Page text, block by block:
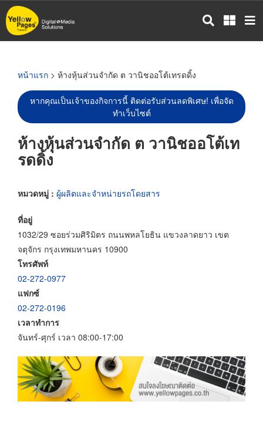
ข้าม
ไป
หน้าแรก > ห้างหุ้นส่วนจำกัด ต วานิชออโต้เทรดดิ้ง
หากคุณเป็นเจ้าของกิจการนี้ ติดต่อรับส่วนลดพิเศษ! เพื่อจัด
ทำเว็บไซต์
ห้างหุ้นส่วนจำกัด ต วานิชออโต้เท
รดดิ้ง
หมวดหมู่ : ผู้ผลิตและจำหน่ายรถโดยสาร
ที่อยู่
1032/29 ซอยร่วมศิริมิตร ถนนพหลโยธิน แขวงลาดยาว เขต
จตุจักร กรุงเทพมหานคร 10900
โทรศัพท์
02-272-0977
แฟกซ์
02-272-0196
เวลาทำการ
จันทร์-ศุกร์ เวลา 08:00-17:00